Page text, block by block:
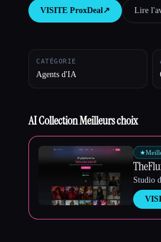
VISITE ProxDeal ↗︎ Lire
CATÉGORIE
Agents d'IA
AI Collection Meilleurs choix
★
Studio